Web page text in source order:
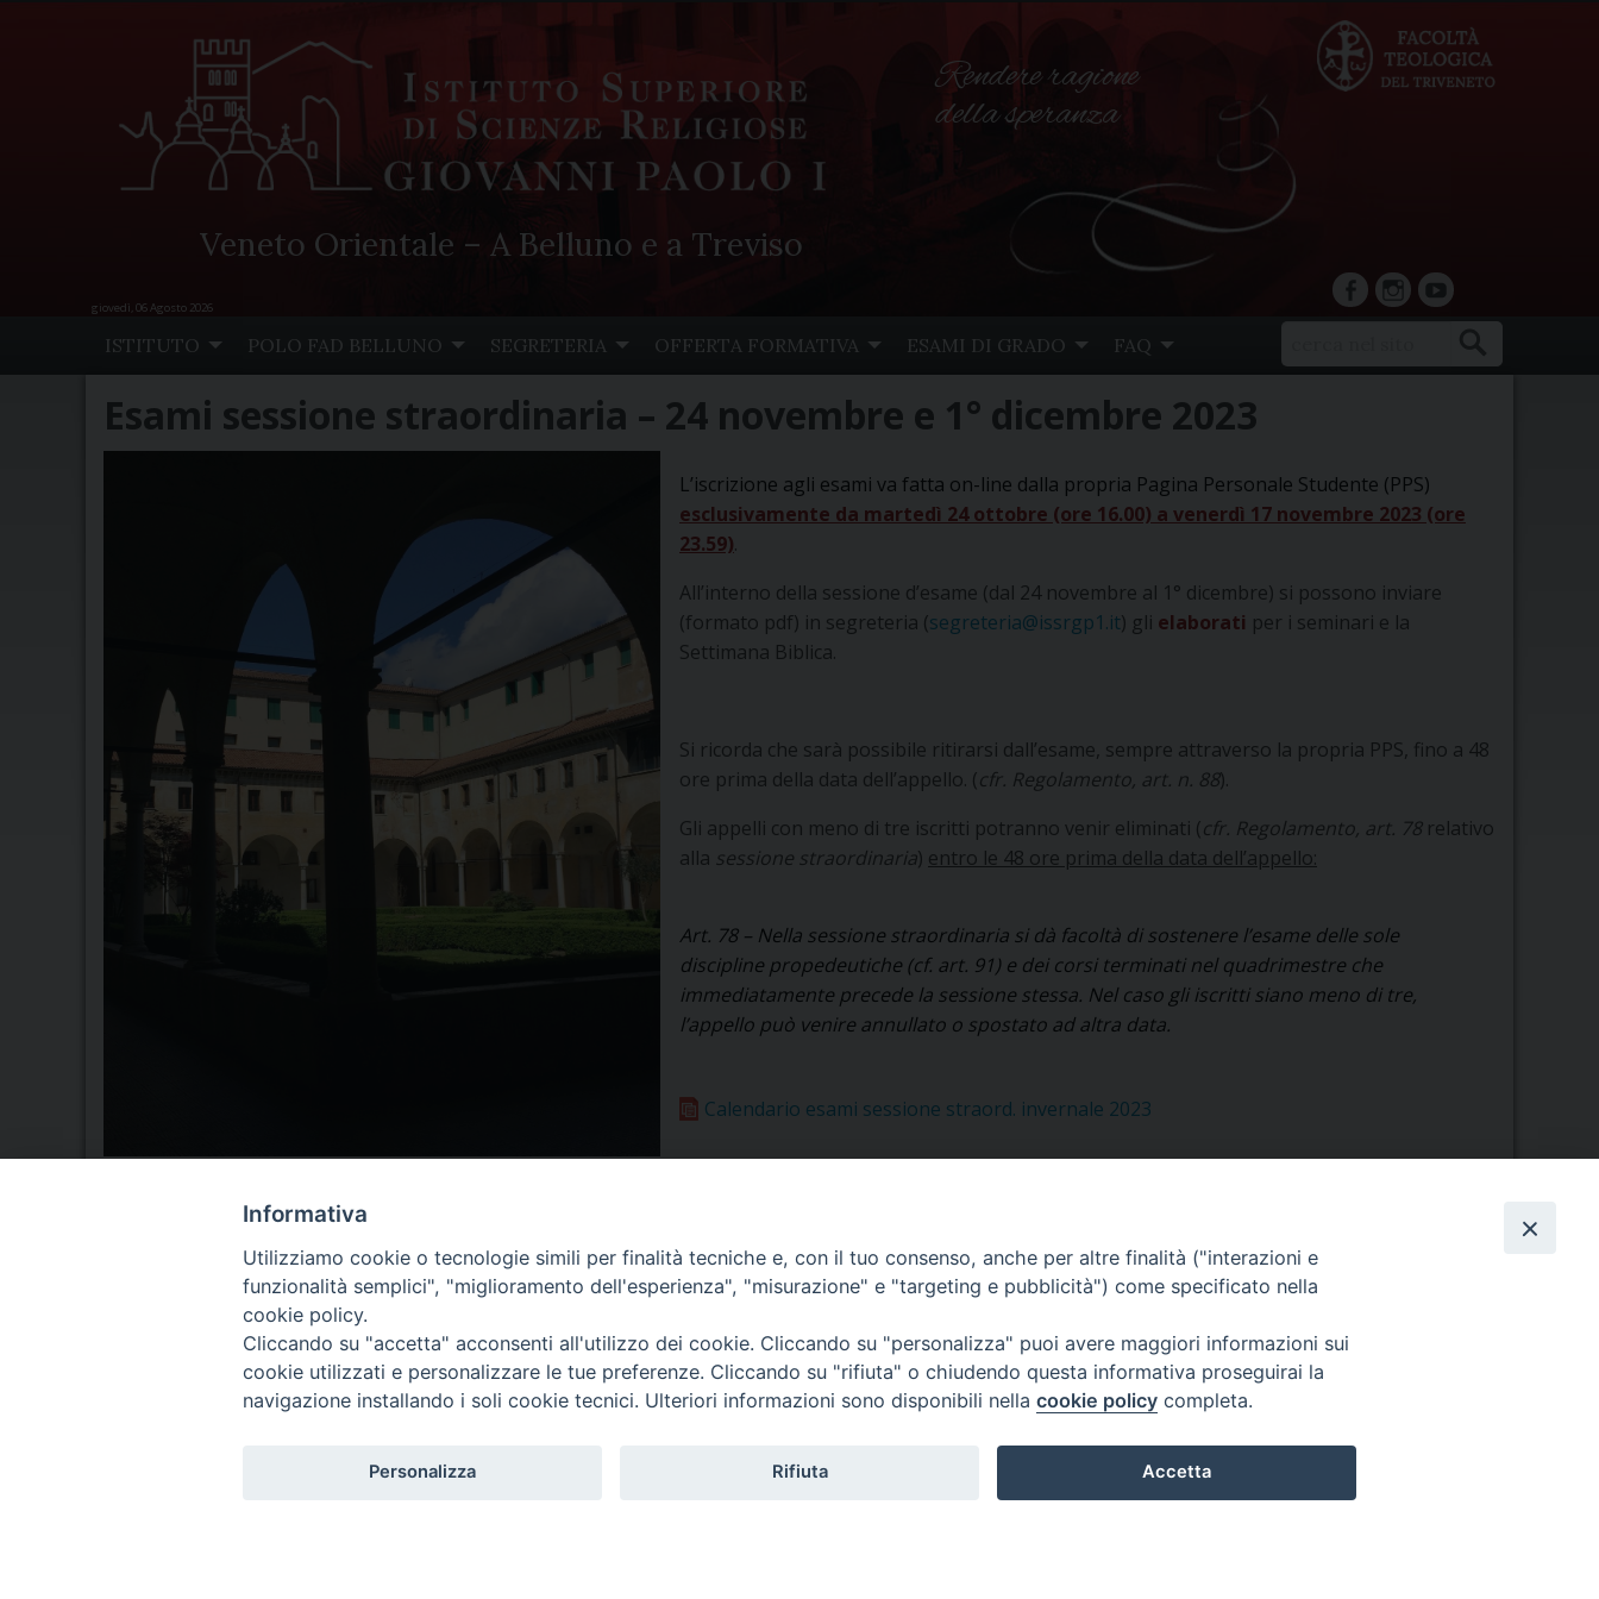
Veneto Orientale – A Belluno e a Treviso
Rendere ragione
della speranza
facebookInstagram
YouTube
giovedì, 06 Agosto 2026
ISTITUTO POLO FAD BELLUNO SEGRETERIA OFFERTA FORMATIVA ESAMI DI GRADO FAQ
Esami sessione straordinaria – 24 novembre e 1° dicembre 2023
L’iscrizione agli esami va fatta on-line dalla propria Pagina Personale Studente (PPS)
esclusivamente da martedì 24 ottobre (ore 16.00) a venerdì 17 novembre 2023 (ore
23.59).
All’interno della sessione d’esame (dal 24 novembre al 1° dicembre) si possono inviare
(formato pdf) in segreteria (segreteria@issrgp1.it) gli elaborati per i seminari e la
Settimana Biblica.
Si ricorda che sarà possibile ritirarsi dall’esame, sempre attraverso la propria PPS, fino a 48
ore prima della data dell’appello. (cfr. Regolamento, art. n. 88).
Gli appelli con meno di tre iscritti potranno venir eliminati (cfr. Regolamento, art. 78 relativo
alla sessione straordinaria) entro le 48 ore prima della data dell’appello:
Art. 78 – Nella sessione straordinaria si dà facoltà di sostenere l’esame delle sole
discipline propedeutiche (cf. art. 91) e dei corsi terminati nel quadrimestre che
immediatamente precede la sessione stessa. Nel caso gli iscritti siano meno di tre,
l’appello può venire annullato o spostato ad altra data.
Calendario esami sessione straord. invernale 2023
Seminario Vescovile di Treviso
p.tta Benedetto XI, 2
Veneto Orientale – A Belluno e a Treviso
Informativa
Utilizziamo cookie o tecnologie simili per finalità tecniche e, con il tuo consenso, anche per altre finalità ("interazioni e
funzionalità semplici", "miglioramento dell'esperienza", "misurazione" e "targeting e pubblicità") come specificato nella
cookie policy.
Cliccando su "accetta" acconsenti all'utilizzo dei cookie. Cliccando su "personalizza" puoi avere maggiori informazioni sui
cookie utilizzati e personalizzare le tue preferenze. Cliccando su "rifiuta" o chiudendo questa informativa proseguirai la
navigazione installando i soli cookie tecnici. Ulteriori informazioni sono disponibili nella cookie policy completa.
Personalizza Rifiuta Accetta